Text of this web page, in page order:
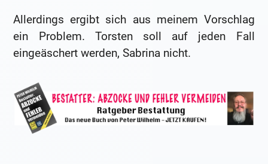
Allerdings ergibt sich aus meinem Vorschlag
ein Problem. Torsten soll auf jeden Fall
eingeäschert werden, Sabrina nicht.